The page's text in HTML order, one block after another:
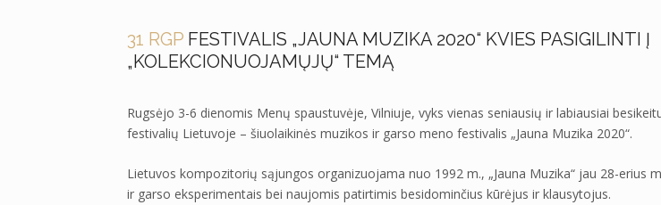
31 RGP FESTIVALIS „JAUNA MUZIKA 2020“ KVIES PASIGILINTI Į
„KOLEKCIONUOJAMŲJŲ“ TEMĄ
Rugsėjo 3-6 dienomis Menų spaustuvėje, Vilniuje, vyks vienas seniausių ir labiausiai
festivalių Lietuvoje – šiuolaikinės muzikos ir garso meno festivalis „Jauna Muzika 2020“.
Lietuvos kompozitorių sąjungos organizuojama nuo 1992 m., „Jauna Muzika“ jau 28-erius
ir garso eksperimentais bei naujomis patirtimis besidominčius kūrėjus ir klausytojus.